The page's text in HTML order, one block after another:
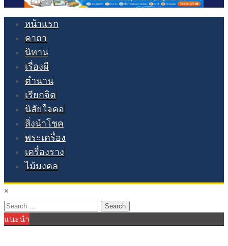
หน้าแรก
คาถา
นิทาน
เรื่องผี
ตำนาน
เรียกจิต
นิสัยใจคอ
สิ่งนำโชค
พระเครื่อง
เครื่องราง
ไม้มงคล
×
Search
for:
แนะนำ